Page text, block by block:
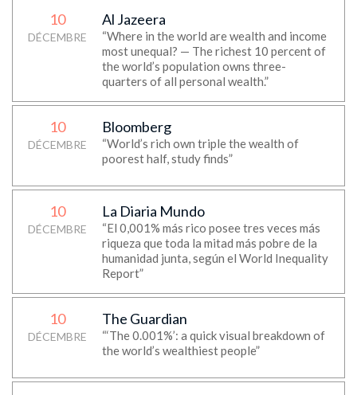
10
DÉCEMBRE
Al Jazeera
“Where in the world are wealth and income
most unequal? — The richest 10 percent of
the world’s population owns three-
quarters of all personal wealth.”
10
DÉCEMBRE
Bloomberg
“World’s rich own triple the wealth of
poorest half, study finds”
10
DÉCEMBRE
La Diaria Mundo
“El 0,001% más rico posee tres veces más
riqueza que toda la mitad más pobre de la
humanidad junta, según el World Inequality
Report”
10
DÉCEMBRE
The Guardian
“‘The 0.001%’: a quick visual breakdown of
the world’s wealthiest people”